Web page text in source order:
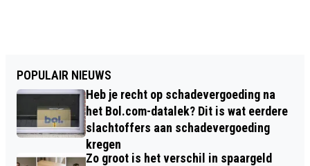
POPULAIR NIEUWS
Heb je recht op schadevergoeding na
het Bol.com-datalek? Dit is wat eerdere
slachtoffers aan schadevergoeding
kregen
Zo groot is het verschil in spaargeld